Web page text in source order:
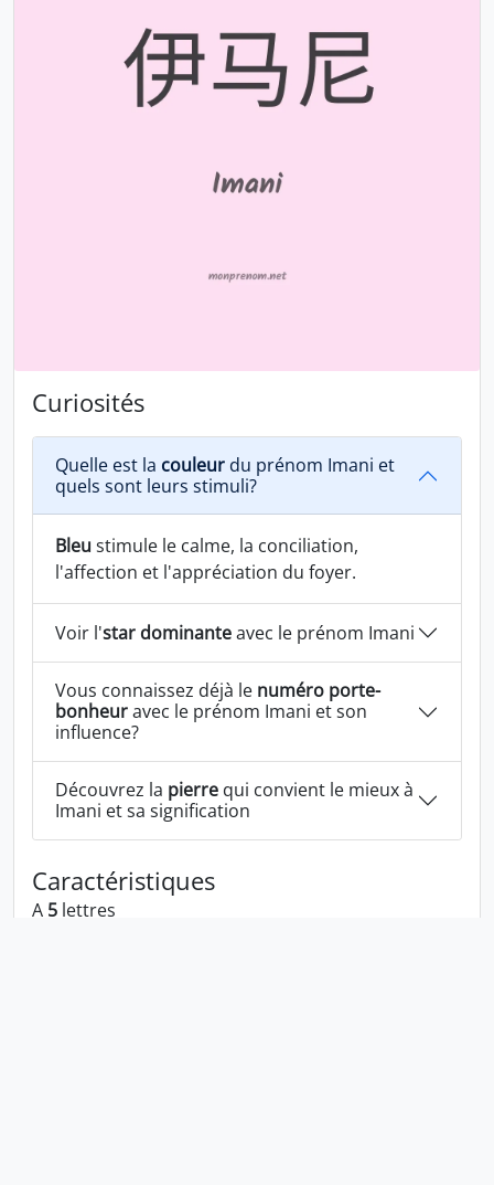
Curiosités
Quelle est la couleur du prénom Imani et
quels sont leurs stimuli?
Bleu stimule le calme, la conciliation,
l'affection et l'appréciation du foyer.
Voir l'star dominanteavec le prénom Imani
Vous connaissez déjà le numéro porte-
bonheuravec le prénom Imani et son
influence?
Découvrez la pierre qui convient le mieux à
Imani et sa signification
Caractéristiques
A 5 lettres